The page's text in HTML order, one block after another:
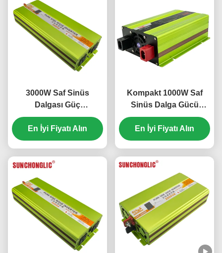
3000W Saf Sinüs
Dalgası Güç
Değiştiricisi, 5V 1000mA
USB Çıktısı ile 24V
DC'den 220V AC'ye
Uygulamalar
En İyi Fiyatı Alın
Kompakt 1000W Saf
Sinüs Dalga Gücü
Değiştiricisi 12V'den
220V'ye DC'ye AC
dönüşümü ile
En İyi Fiyatı Alın